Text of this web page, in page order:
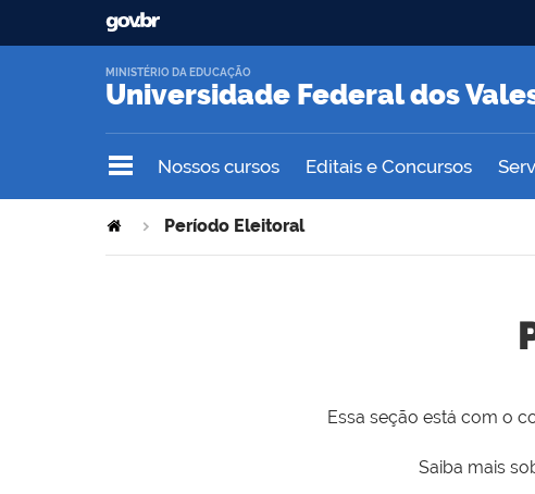
Universidade Federal dos
MINISTÉRIO DA EDUCAÇÃO
Nossos cursos Editais e Concursos
Período Eleitoral
Essa seção está com o
Saiba mais